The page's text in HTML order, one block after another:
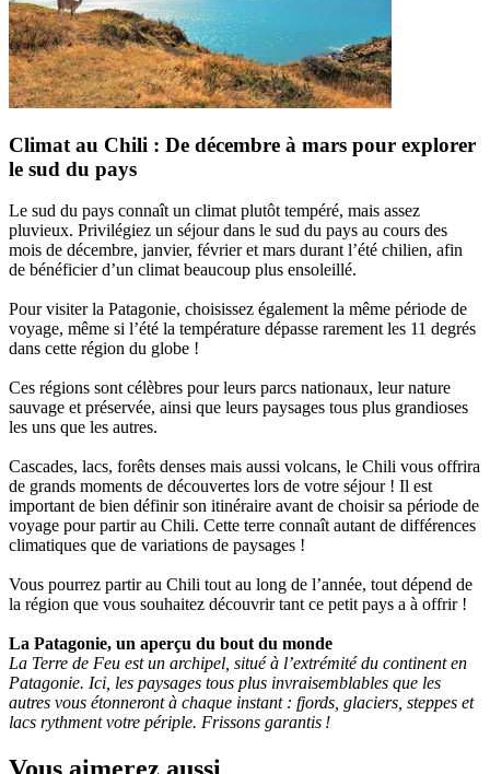
Climat au Chili : De décembre à mars pour explorer
le sud du pays
Le sud du pays connaît un climat plutôt tempéré, mais assez
pluvieux. Privilégiez un séjour dans le sud du pays au cours des
mois de décembre, janvier, février et mars durant l’été chilien, afin
de bénéficier d’un climat beaucoup plus ensoleillé.
Pour visiter la Patagonie, choisissez également la même période de
voyage, même si l’été la température dépasse rarement les 11 degrés
dans cette région du globe !
Ces régions sont célèbres pour leurs parcs nationaux, leur nature
sauvage et préservée, ainsi que leurs paysages tous plus grandioses
les uns que les autres.
Cascades, lacs, forêts denses mais aussi volcans, le Chili vous offrira
de grands moments de découvertes lors de votre séjour ! Il est
important de bien définir son itinéraire avant de choisir sa période de
voyage pour partir au Chili. Cette terre connaît autant de différences
climatiques que de variations de paysages !
Vous pourrez partir au Chili tout au long de l’année, tout dépend de
la région que vous souhaitez découvrir tant ce petit pays a à offrir !
La Patagonie, un aperçu du bout du monde
La Terre de Feu est un archipel, situé à l’extrémité du continent en
Patagonie. Ici, les paysages tous plus invraisemblables que les
autres vous étonneront à chaque instant : fjords, glaciers, steppes et
lacs rythment votre périple. Frissons garantis !